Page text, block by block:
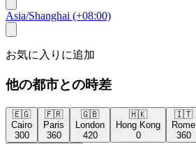
Asia/Shanghai (+08:00)
お気に入りに追加
他の都市との時差
🇪🇬
Cairo
300
🇫🇷
Paris
360
🇬🇧
London
420
🇭🇰
Hong Kong
0
🇮🇹
Rome
360